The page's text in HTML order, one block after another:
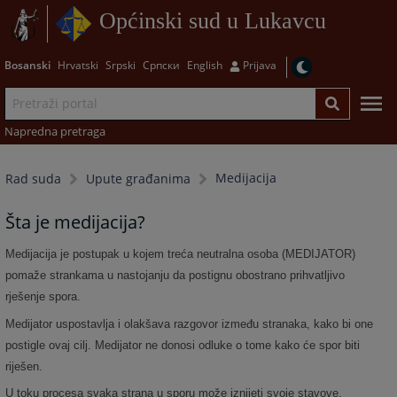
Općinski sud u Lukavcu
Bosanski Hrvatski Srpski Српски English Prijava
Napredna pretraga
Rad suda Upute građanima Medijacija
Šta je medijacija?
Medijacija je postupak u kojem treća neutralna osoba (MEDIJATOR)
pomaže strankama u nastojanju da postignu obostrano prihvatljivo
rješenje spora.
Medijator uspostavlja i olakšava razgovor između stranaka, kako bi one
postigle ovaj cilj. Medijator ne donosi odluke o tome kako će spor biti
riješen.
U toku procesa svaka strana u sporu može iznijeti svoje stavove,